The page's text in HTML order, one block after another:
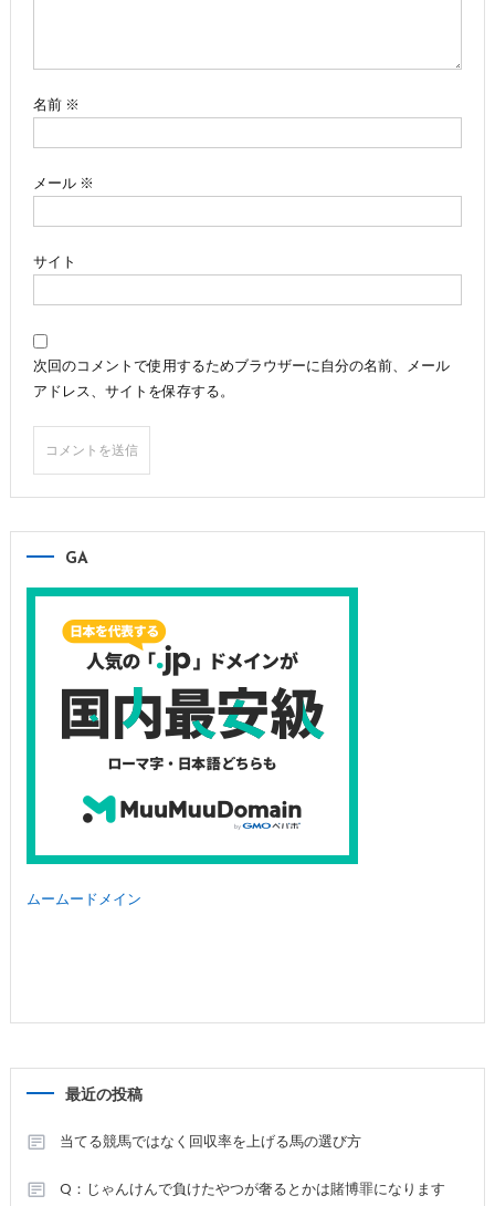
名前 ※
メール ※
サイト
次回のコメントで使用するためブラウザーに自分の名前、メール
アドレス、サイトを保存する。
GA
ムームードメイン
最近の投稿
当てる競馬ではなく回収率を上げる馬の選び方
Q：じゃんけんで負けたやつが奢るとかは賭博罪になります